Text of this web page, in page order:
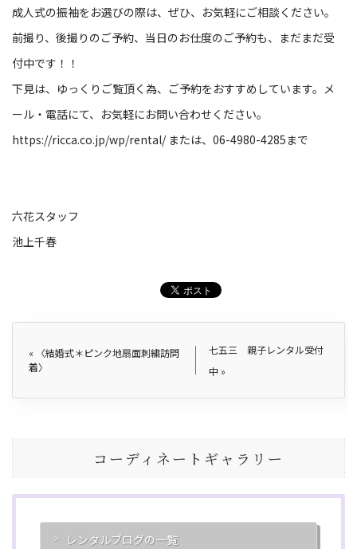
成人式の振袖をお選びの際は、ぜひ、お気軽にご相談ください。
前撮り、後撮りのご予約、当日のお仕度のご予約も、まだまだ受
付中です！！
下見は、ゆっくりご覧頂く為、ご予約をおすすめしています。メ
ール・電話にて、お気軽にお問い合わせください。
https://ricca.co.jp/wp/rental/ または、06-4980-4285まで
六花スタッフ
池上千春
« 〈結婚式＊ピンク地扇面刺繍訪問
着〉
七五三 親子レンタル受付
中»
コーディネートギャラリー
レンタルブログの一覧